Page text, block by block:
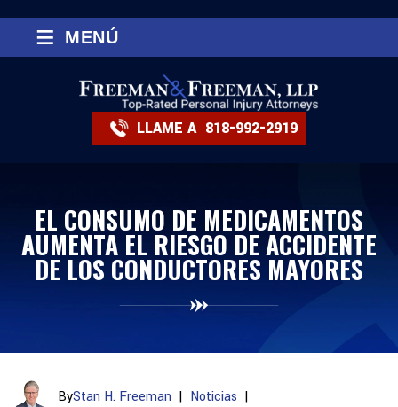
LLAME A 818-992-2919
≡ MENÚ
EL CONSUMO DE MEDICAMENTOS
AUMENTA EL RIESGO DE ACCIDENTE
DE LOS CONDUCTORES MAYORES
ByStan H. Freeman | Noticias |